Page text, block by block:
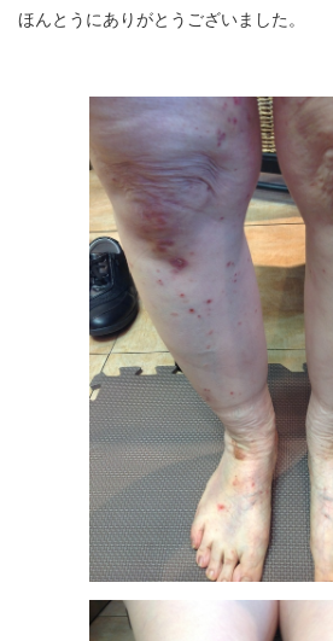
ほんとうにありがとうございました。